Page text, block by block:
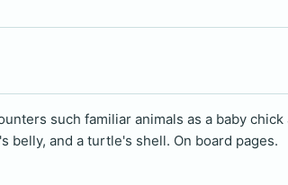
such familiar animals as a baby
belly, and a turtle's shell. On board pages.